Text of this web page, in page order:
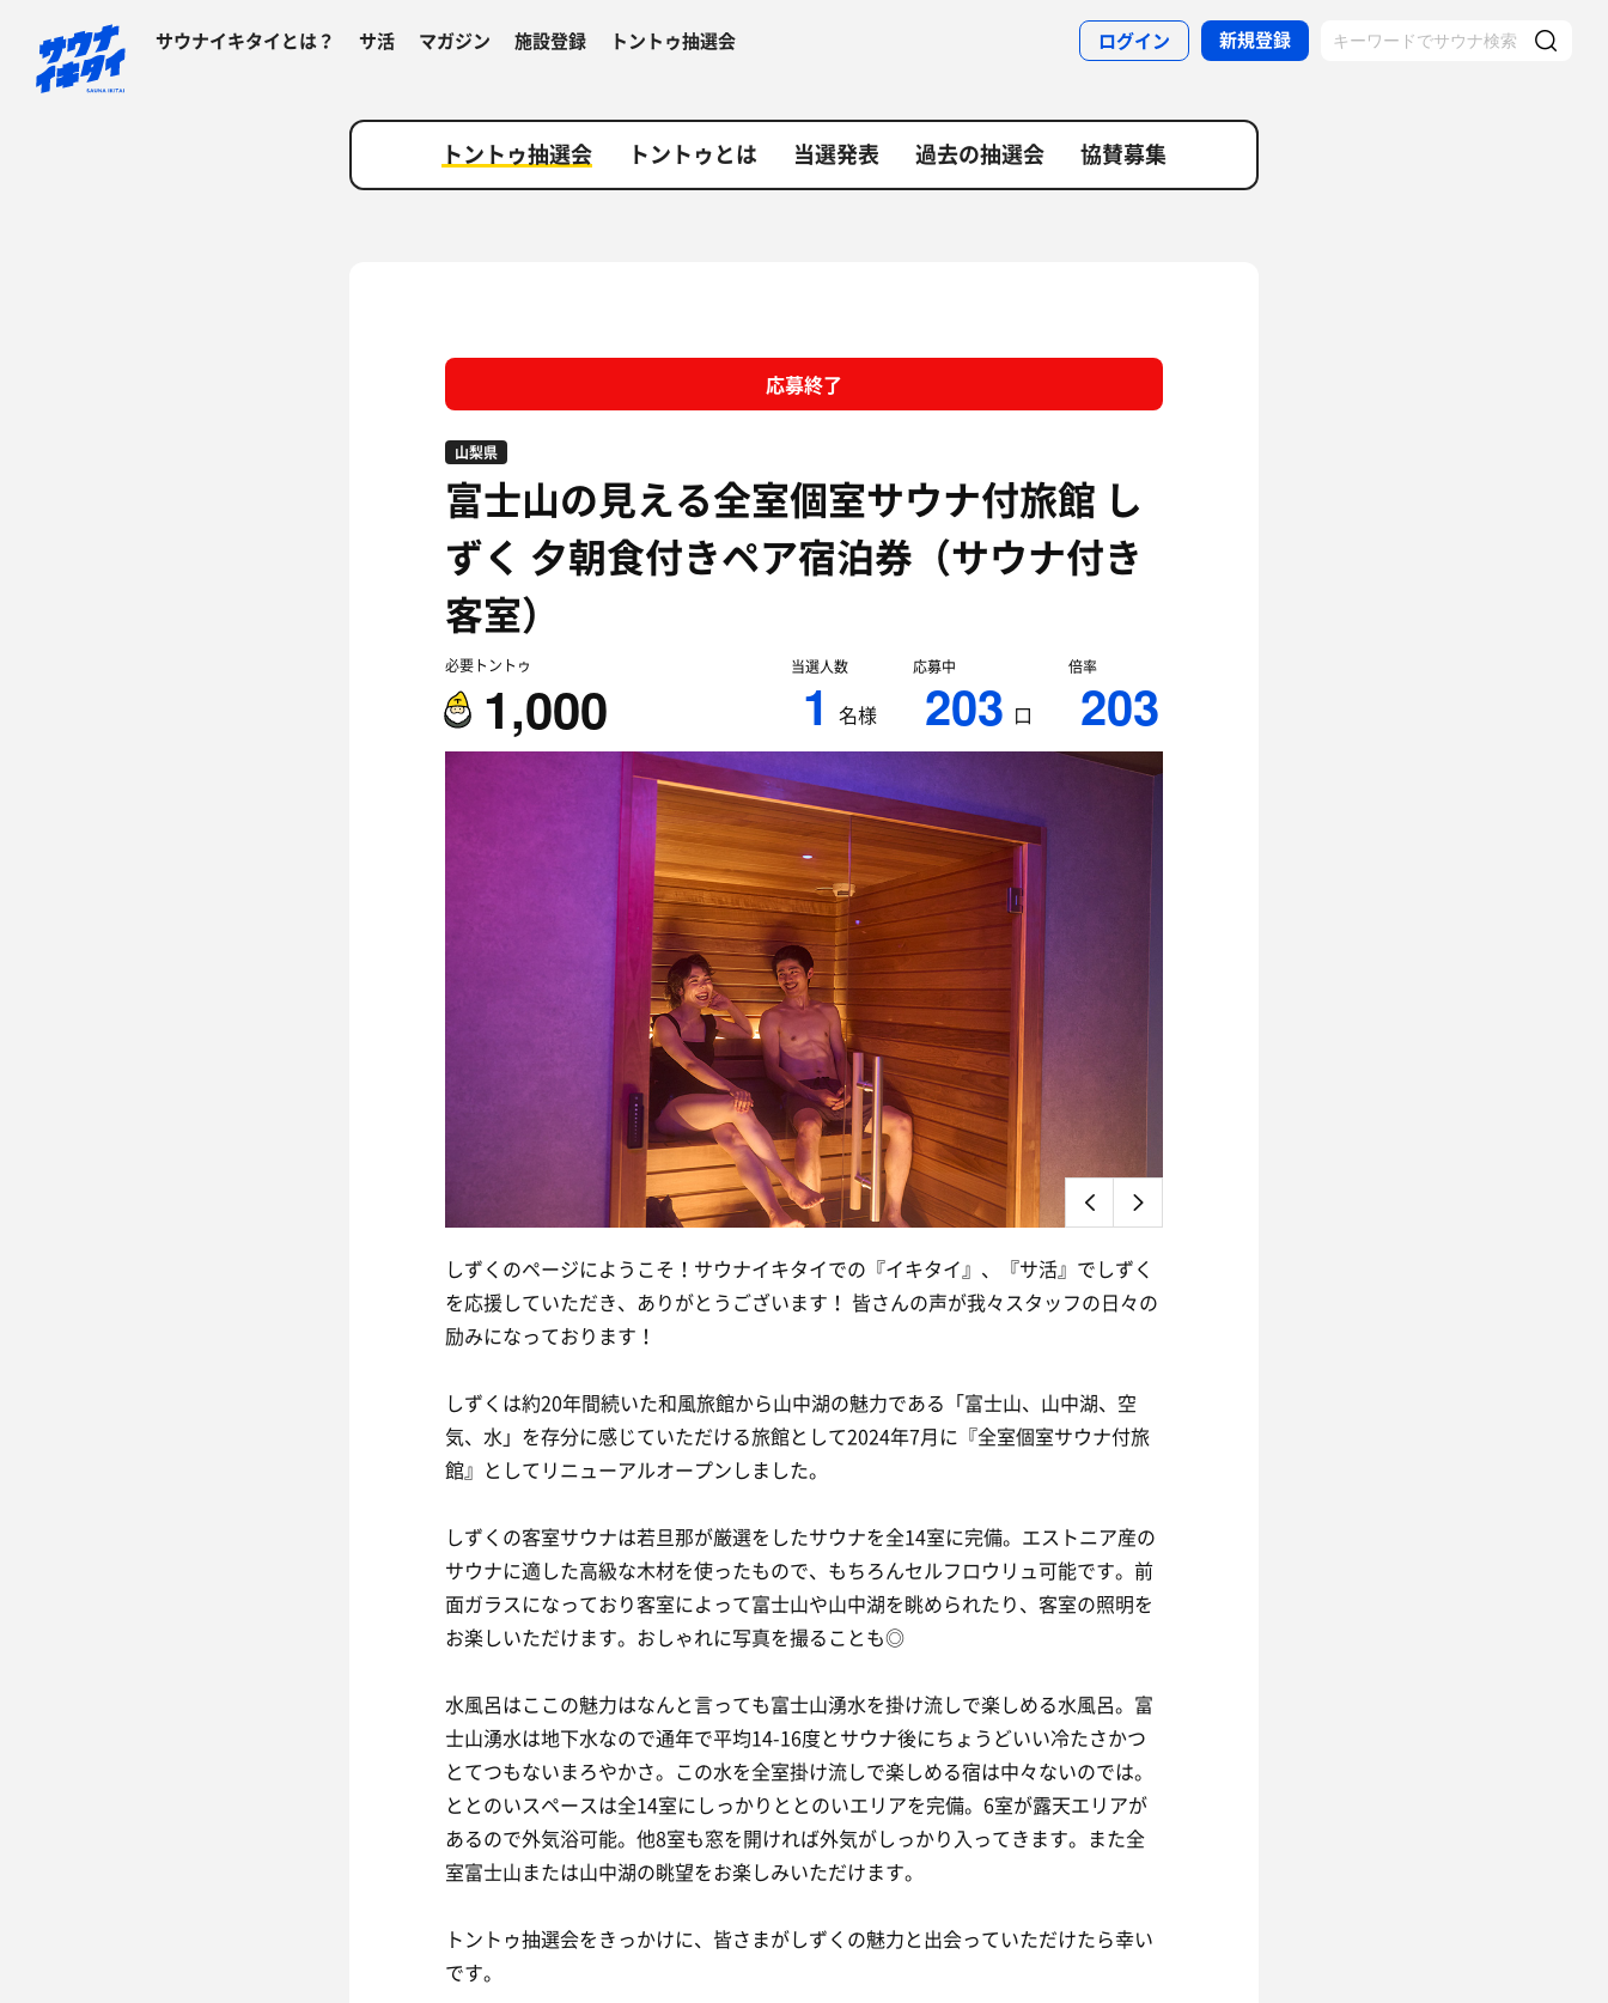
サウナイキタイとは？ サ活 マガジン 施設登録 トントゥ抽選会 ログイン 新規登録
トントゥ抽選会 トントゥとは 当選発表 過去の抽選会 協賛募集
応募終了
山梨県
富士山の見える全室個室サウナ付旅館 し
ずく 夕朝食付きペア宿泊券（サウナ付き
客室）
必要トントゥ
1,000
当選人数
1 名様
応募中
203 口
倍率
203
しずくのページにようこそ！サウナイキタイでの『イキタイ』、『サ活』でしずく
を応援していただき、ありがとうございます！ 皆さんの声が我々スタッフの日々の
励みになっております！
しずくは約20年間続いた和風旅館から山中湖の魅力である「富士山、山中湖、空
気、水」を存分に感じていただける旅館として2024年7月に『全室個室サウナ付旅
館』としてリニューアルオープンしました。
しずくの客室サウナは若旦那が厳選をしたサウナを全14室に完備。エストニア産の
サウナに適した高級な木材を使ったもので、もちろんセルフロウリュ可能です。前
面ガラスになっており客室によって富士山や山中湖を眺められたり、客室の照明を
お楽しいただけます。おしゃれに写真を撮ることも◎
水風呂はここの魅力はなんと言っても富士山湧水を掛け流しで楽しめる水風呂。富
士山湧水は地下水なので通年で平均14-16度とサウナ後にちょうどいい冷たさかつ
とてつもないまろやかさ。この水を全室掛け流しで楽しめる宿は中々ないのでは。
ととのいスペースは全14室にしっかりととのいエリアを完備。6室が露天エリアが
あるので外気浴可能。他8室も窓を開ければ外気がしっかり入ってきます。また全
室富士山または山中湖の眺望をお楽しみいただけます。
トントゥ抽選会をきっかけに、皆さまがしずくの魅力と出会っていただけたら幸い
です。